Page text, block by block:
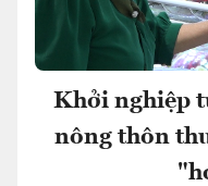
Khởi nghiệp
nông thôn